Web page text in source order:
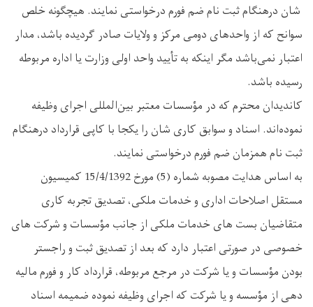
شان درهنگام ثبت نام ضم فورم درخواستی نمایند. هیچگونه خلص
سوانح که از واحدهای دومی مرکز و ولایات صادر گردیده باشد، مدار
اعتبار نمی‌باشد مگر اینکه به تأیید واحد اولی وزارت یا اداره مربوطه
رسیده باشد.
کاندیدان محترم که در مؤسسات معتبر بین‌المللی اجرای وظیفه
نموده‌اند. اسناد و سوابق کاری‌ شان را یکجا با کاپی قرارداد درهنگام
ثبت نام همزمان ضم فورم درخواستی نمایند.
به اساس هدایت مصوبه شماره (5) مورخ 15/4/1392 کمیسیون
مستقل اصلاحات اداری و خدمات ملکی، تصدیق تجربه کاری
متقاضیان بست های خدمات ملکی از جانب مؤسسات و شرکت‌ های
خصوصی در صورتی اعتبار دارد که بعد از تصدیق ثبت و راجستر
بودن مؤسسات و یا شرکت در مرجع مربوطه، قرارداد کار و فورم مالیه
دهی از مؤسسه و یا شرکت که اجرای وظیفه نموده ضمیمه اسناد